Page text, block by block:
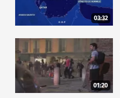
03:32
01:20